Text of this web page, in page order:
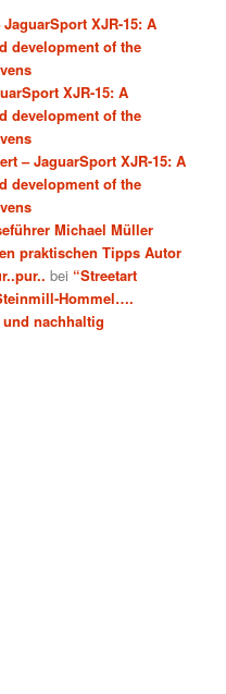
XJR-15: A
development of the
XJR-15: A
development of the
– JaguarSport XJR-15: A
development of the
Michael Müller
praktischen Tipps Autor
bei “Streetart
Hommel….
nachhaltig